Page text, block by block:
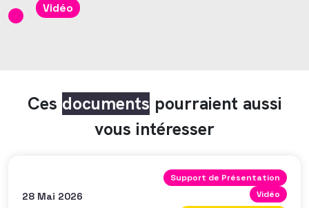
Vidéo
Ces documents pourraient aussi
vous intéresser
28 Mai 2026
Support de Présentation
Vidéo